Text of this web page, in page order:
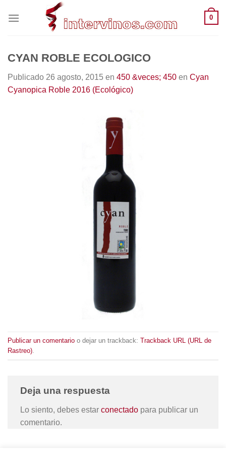
0
CYAN ROBLE ECOLOGICO
Publicado 26 agosto, 2015 en 450 &veces; 450 en Cyan
Cyanopica Roble 2016 (Ecológico)
Publicar un comentario o dejar un trackback: Trackback URL (URL de
Rastreo)
Deja una respuesta
Lo siento, debes estar conectado para publicar un
comentario.